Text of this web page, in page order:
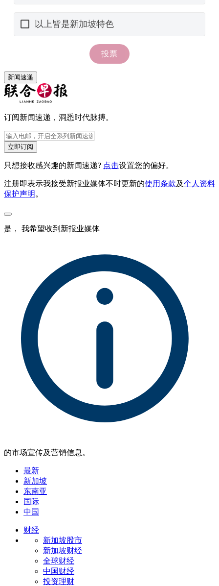
新闻速递
订阅新闻速递，洞悉时代脉搏。
立即订阅
只想接收感兴趣的新闻速递? 点击设置您的偏好。
注册即表示我接受新报业媒体不时更新的使用条款及个人资料
保护声明 。
是， 我希望收到新报业媒体
的市场宣传及营销信息。
最新
新加坡
东南亚
国际
中国
财经
新加坡股市
新加坡财经
全球财经
中国财经
投资理财